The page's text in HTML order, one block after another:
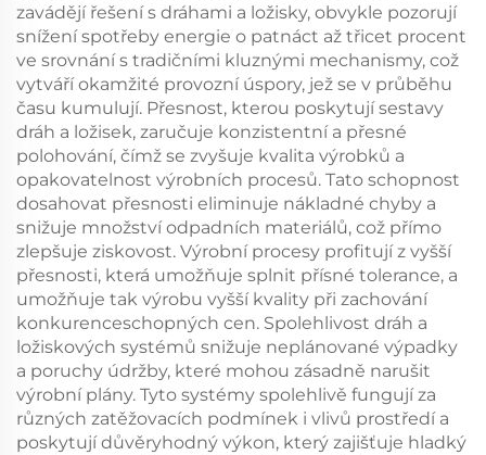
zavádějí řešení s dráhami a ložisky, obvykle pozorují
snížení spotřeby energie o patnáct až třicet procent
ve srovnání s tradičními kluznými mechanismy, což
vytváří okamžité provozní úspory, jež se v průběhu
času kumulují. Přesnost, kterou poskytují sestavy
dráh a ložisek, zaručuje konzistentní a přesné
polohování, čímž se zvyšuje kvalita výrobků a
opakovatelnost výrobních procesů. Tato schopnost
dosahovat přesnosti eliminuje nákladné chyby a
snižuje množství odpadních materiálů, což přímo
zlepšuje ziskovost. Výrobní procesy profitují z vyšší
přesnosti, která umožňuje splnit přísné tolerance, a
umožňuje tak výrobu vyšší kvality při zachování
konkurenceschopných cen. Spolehlivost dráh a
ložiskových systémů snižuje neplánované výpadky
a poruchy údržby, které mohou zásadně narušit
výrobní plány. Tyto systémy spolehlivě fungují za
různých zatěžovacích podmínek i vlivů prostředí a
poskytují důvěryhodný výkon, který zajišťuje hladký